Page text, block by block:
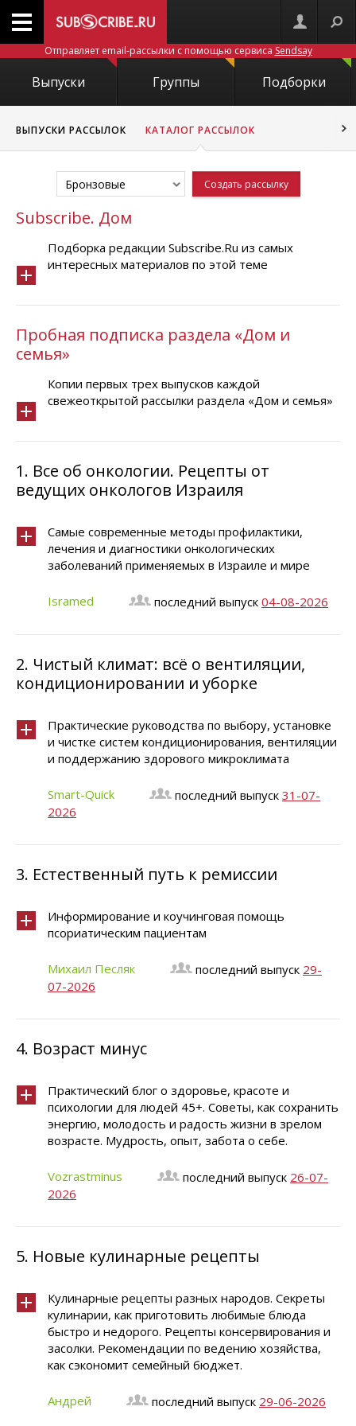
Отправляет email-рассылки с помощью сервиса Sendsay
Выпуски Группы Подборки
ВЫПУСКИ РАССЫЛОК КАТАЛОГ РАССЫЛОК
Бронзовые Создать рассылку
Subscribe. Дом
Подборка редакции Subscribe.Ru из самых
интересных материалов по этой теме
Пробная подписка раздела «Дом и
семья»
Копии первых трех выпусков каждой
свежеоткрытой рассылки раздела «Дом и семья»
1. Все об онкологии. Рецепты от
ведущих онкологов Израиля
Самые современные методы профилактики,
лечения и диагностики онкологических
заболеваний применяемых в Израиле и мире
Isramed последний выпуск 04-08-2026
2. Чистый климат: всё о вентиляции,
кондиционировании и уборке
Практические руководства по выбору, установке
и чистке систем кондиционирования, вентиляции
и поддержанию здорового микроклимата
Smart-Quick последний выпуск 31-07-
2026
3. Естественный путь к ремиссии
Информирование и коучинговая помощь
псориатическим пациентам
Михаил Песляк последний выпуск 29-
07-2026
4. Возраст минус
Практический блог о здоровье, красоте и
психологии для людей 45+. Советы, как сохранить
энергию, молодость и радость жизни в зрелом
возрасте. Мудрость, опыт, забота о себе.
Vozrastminus последний выпуск 26-07-
2026
5. Новые кулинарные рецепты
Кулинарные рецепты разных народов. Секреты
кулинарии, как приготовить любимые блюда
быстро и недорого. Рецепты консервирования и
засолки. Рекомендации по ведению хозяйства,
как сэкономит семейный бюджет.
Андрей последний выпуск 29-06-2026